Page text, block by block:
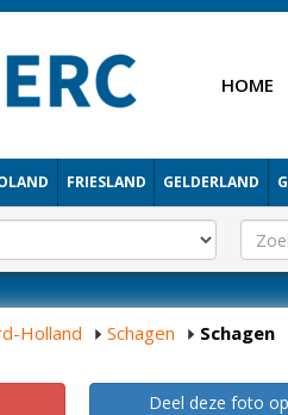
HOME
FRIESLAND GELDERLAND
Holland Schagen Schagen
Deel deze foto